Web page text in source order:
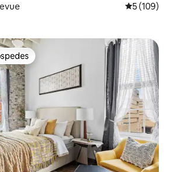
5 de uma
5 (109)
dos hóspedes